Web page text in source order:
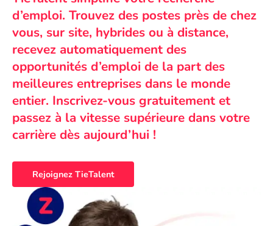
d’emploi. Trouvez des postes près de chez
vous, sur site, hybrides ou à distance,
recevez automatiquement des
opportunités d’emploi de la part des
meilleures entreprises dans le monde
entier. Inscrivez-vous gratuitement et
passez à la vitesse supérieure dans votre
carrière dès aujourd’hui !
Rejoignez TieTalent